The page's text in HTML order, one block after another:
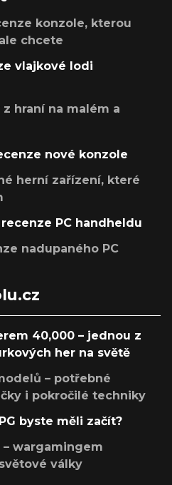
konzole, kterou
chcete
vlajkové lodi
z hraní na malém a
nové konzole
herní zařízení, které
PC handheldu
nadupaného PC
40,000 – jednou z
her na světě
– potřebné
i pokročilé techniky
byste měli začít?
wargamingem
války